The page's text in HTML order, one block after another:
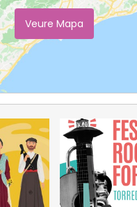
Veure Mapa